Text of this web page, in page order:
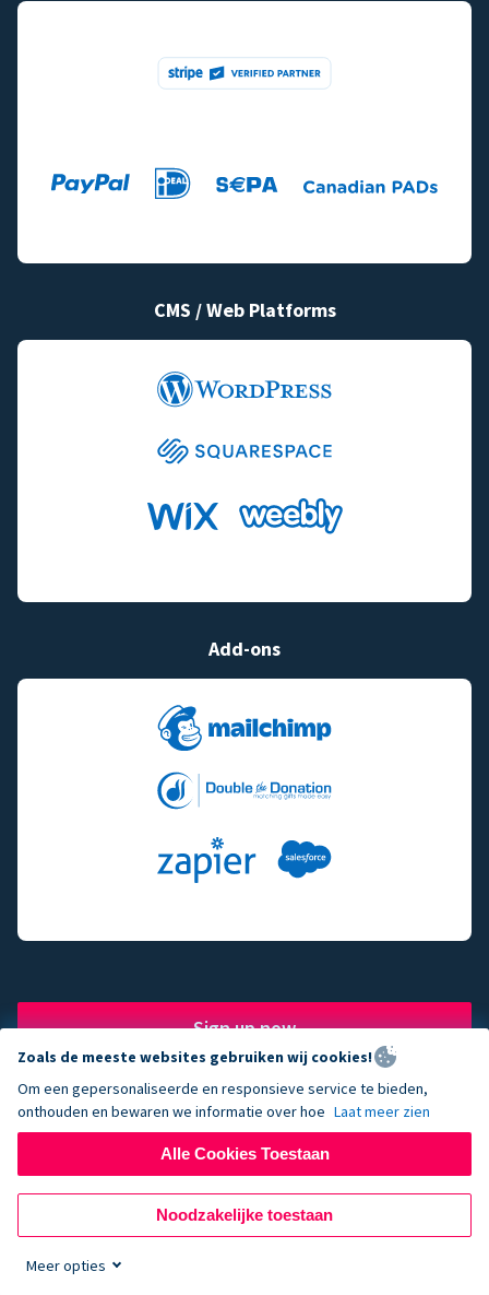
CMS / Web Platforms
Add-ons
Sign up now
The fundraising engine of
choice for successful
Zoals de meeste websites gebruiken wij cookies!
Om een gepersonaliseerde en responsieve service te bieden,
onthouden en bewaren we informatie over hoe Laat meer zien
Alle Cookies Toestaan
Noodzakelijke toestaan
Meer opties